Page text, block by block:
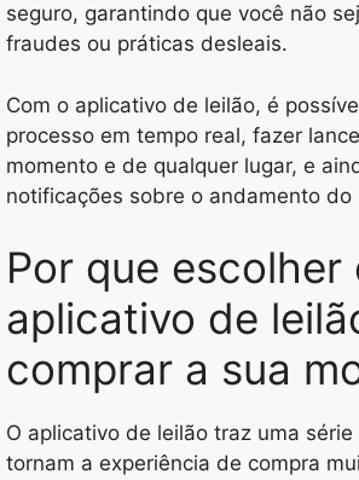
seguro, garantindo que você não
fraudes ou práticas desleais.
Com o aplicativo de leilão, é
processo em tempo real, fazer
momento e de qualquer lugar, e
notificações sobre o andamento do
Por que escolher
aplicativo de
comprar a sua
O aplicativo de leilão traz uma
tornam a experiência de compra